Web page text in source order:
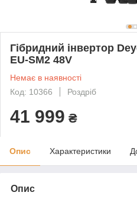
Гібридний інвертор
EU-SM2 48V
Немає в наявності
Код: 10366
Роздріб
41 999 ₴
Опис Характеристики
Опис